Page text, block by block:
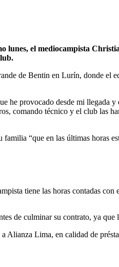
lunes, el mediocampista
de Bentin en Lurín, donde
he provocado desde mi llegada
comando técnico y el club las
“que en las últimas horas
tiene las horas contadas
de culminar su contrato, ya
Alianza Lima, en calidad de